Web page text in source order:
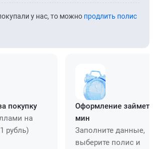
у нас, то можно продлить полис
покупку
на
рубль)
Оформление займет
мин
Заполните данные,
выберите полис и